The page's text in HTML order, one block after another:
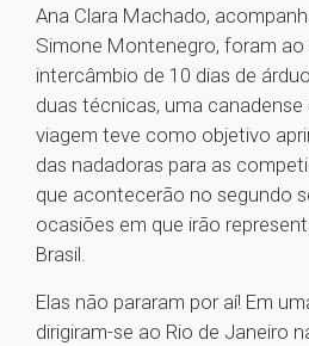
Ana Clara Machado,
Simone Montenegro, foram ao
intercâmbio de 10 dias de
duas técnicas, uma
viagem teve como objetivo
das nadadoras para as
que acontecerão no segundo
ocasiões em que irão
Brasil.
Elas não pararam por aí! Em
dirigiram-se ao Rio de Janeiro